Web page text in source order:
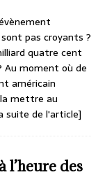
pas croyants ?
quatre cent
Au moment où de
américain
mettre au
suite de l'article]
l’heure des